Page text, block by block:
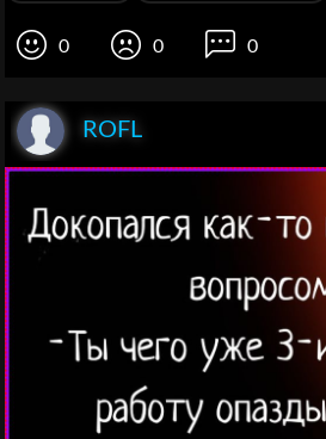
0 0 0
ROFL